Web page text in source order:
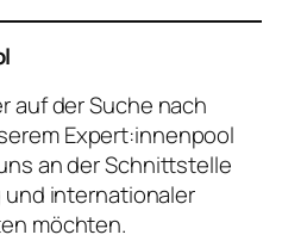
auf der Suche nach
Expert:innenpool
an der Schnittstelle
internationaler
möchten.